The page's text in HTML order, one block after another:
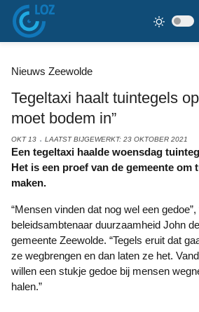
Nieuws Zeewolde
Tegeltaxi haalt tuintegels
moet bodem in”
OKT 13 LAATST BIJGEWERKT: 23 OKTOBER 2021
Een tegeltaxi haalde woensdag tuintegels op in Zeewolde.
Het is een proef van de gemeente om
maken.
“Mensen vinden dat nog wel een gedoe”, vertelt
beleidsambtenaar duurzaamheid John
gemeente Zeewolde. “Tegels eruit dat
ze wegbrengen en dan laten ze het.
willen een stukje gedoe bij mensen
halen.”